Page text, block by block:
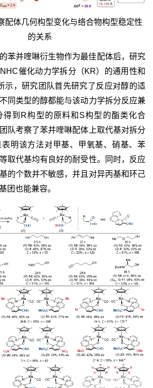
配体几何构型变化与络合物构型稳定性
的关系
苯并喹啉衍生物作为最佳配体后，研究
催化动力学拆分（KR）的通用性和
示，研究团队首先研究了反应对醇的适
同类型的醇都能与该动力学拆分反应兼
得到R构型的原料和S构型的酯类化合
队考察了苯并喹啉配体上取代基对拆分
明该方法对甲基、甲氧基、硝基、苯
取代基均有良好的耐受性。同时，反应
的个数并不敏感，并且对异丙基和环己
团也能兼容。